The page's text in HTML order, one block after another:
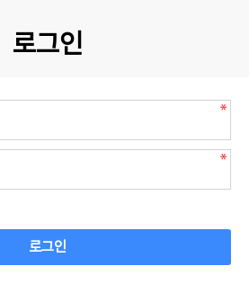
로그인
로그인